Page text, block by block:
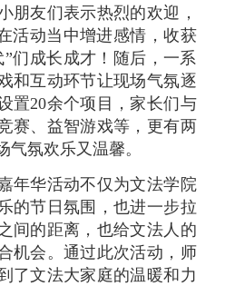
朋友们表示热烈的欢迎，
活动当中增进感情，收获
们成长成才！随后，一系
和互动环节让现场气氛逐
置20余个项目，家长们与
赛、益智游戏等，更有两
氛欢乐又温馨。
年华活动不仅为文法学院
的节日氛围，也进一步拉
间的距离，也给文法人的
机会。通过此次活动，师
了文法大家庭的温暖和力